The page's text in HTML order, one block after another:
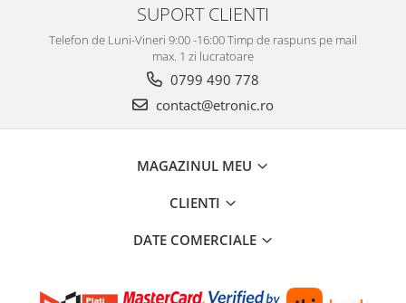
SUPORT CLIENTI
Telefon de Luni-Vineri 9:00 -16:00 Timp de raspuns pe mail
max. 1 zi lucratoare
0799 490 778
contact@etronic.ro
MAGAZINUL MEU
CLIENTI
DATE COMERCIALE